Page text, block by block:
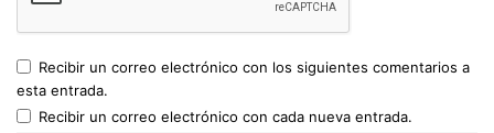
Recibir un correo electrónico con los siguientes comentarios a
esta entrada.
Recibir un correo electrónico con cada nueva entrada.